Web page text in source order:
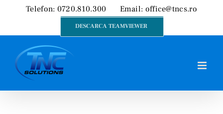
content
Telefon: 0720.810.300 Email: office@tncs.ro
DESCARCA TEAMVIEWER